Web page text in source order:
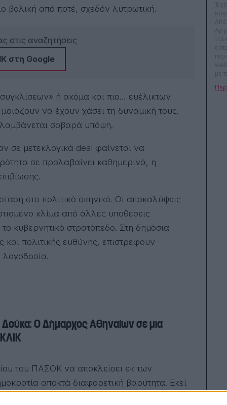
βολική από ποτέ, σχεδόν λυτρωτική.
στις αναζητήσεις
στη Google
ή ακόμα και πιο… ευέλικτων
να έχουν χάσει τη δυναμική τους.
σοβαρά υπόψη.
σε μετεκλογικά deal φαίνεται να
σε προλαβαίνει καθημερινά, η
στο πολιτικό σκηνικό. Οι αποκαλύψεις
κλίμα από άλλες υποθέσεις
κυβερνητικό στρατόπεδο. Στη δημόσια
πολιτικής ευθύνης, επιστρέφουν
λογοδοσία.
Ο Δήμαρχος Αθηναίων σε μια
του ΠΑΣΟΚ να αποκλείσει εκ των
αποκτά διαφορετική βαρύτητα. Εκεί
πολλούς μοιάζει περισσότερο με πολιτική